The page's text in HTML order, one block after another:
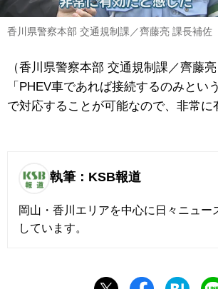
香川県警察本部 交通規制課／齊藤亮 課長補佐
（香川県警察本部 交通規制課／齊藤亮
「PHEV車であれば接続するのみとい
で対応することが可能なので、非常に
執筆：KSB報道
岡山・香川エリアを中心に日々ニュー
しています。